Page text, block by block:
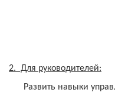
2. Для руководителей:
Развить навыки